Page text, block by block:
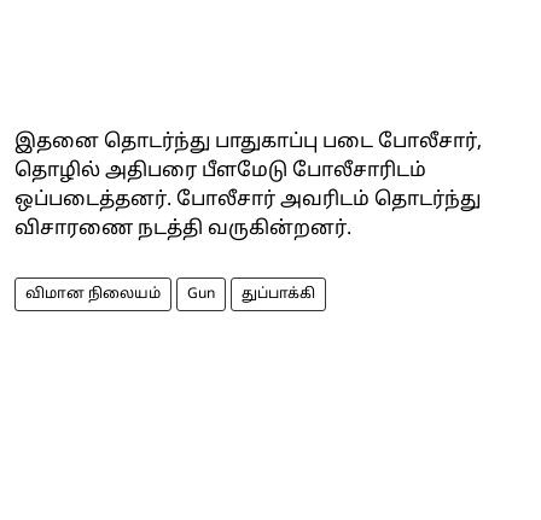
இதனை தொடர்ந்து பாதுகாப்பு படை போலீசார்,
தொழில் அதிபரை பீளமேடு போலீசாரிடம்
ஒப்படைத்தனர். போலீசார் அவரிடம் தொடர்ந்து
விசாரணை நடத்தி வருகின்றனர்.
விமான நிலையம் Gun துப்பாக்கி